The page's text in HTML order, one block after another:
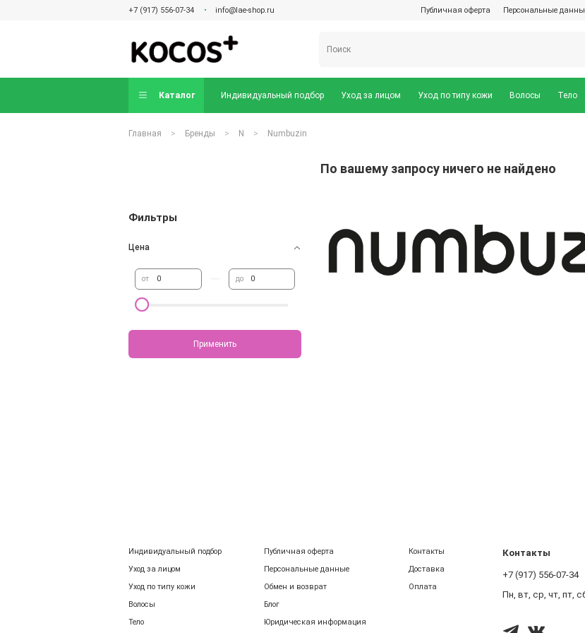
Публичная оферта Персональные
+7 (917) 556-07-34 info@lae-shop.ru
Каталог Индивидуальный подбор Уход за лицом Уход по типу кожи Волосы Тело
Главная Бренды N Numbuzin
По вашему запросу ничего не найдено
Фильтры
Цена
от до
Применить
Индивидуальный подбор
Уход за лицом
Уход по типу кожи
Волосы
Тело
Публичная оферта
Персональные данные
Обмен и возврат
Блог
Юридическая информация
Контакты
Доставка
Оплата
Контакты
+7 (917) 556-07-34
Пн, вт, ср, чт, пт,